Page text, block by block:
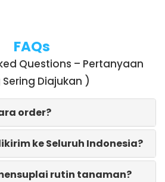
FAQs
Questions – Pertanyaan
Sering Diajukan )
order?
ke Seluruh Indonesia?
rutin tanaman?